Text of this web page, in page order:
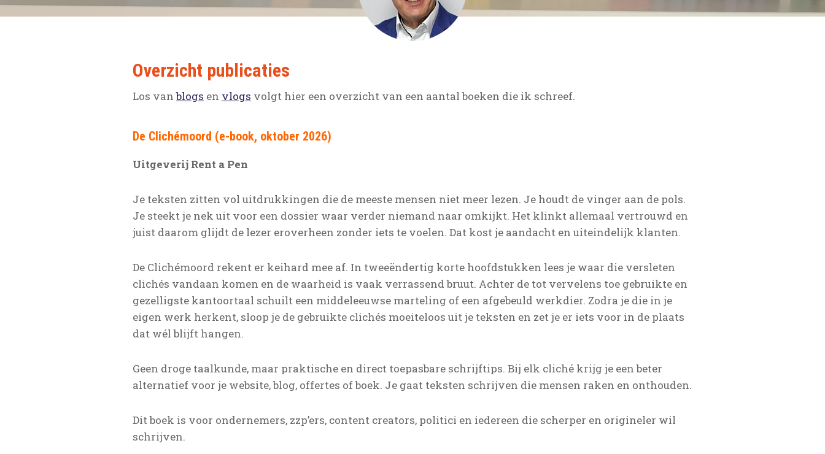
Overzicht publicaties
Los vanblogs en vlogs volgt hier een overzicht van een aantal boeken die ik schreef.
De Clichémoord (e-book, oktober 2026)
Uitgeverij Rent a Pen
Je teksten zitten vol uitdrukkingen die de meeste mensen niet meer lezen. Je houdt de vinger aan de pols.
Je steekt je nek uit voor een dossier waar verder niemand naar omkijkt. Het klinkt allemaal vertrouwd en
juist daarom glijdt de lezer eroverheen zonder iets te voelen. Dat kost je aandacht en uiteindelijk klanten.
De Clichémoord rekent er keihard mee af. In tweeëndertig korte hoofdstukken lees je waar die versleten
clichés vandaan komen en de waarheid is vaak verrassend bruut. Achter de tot vervelens toe gebruikte en
gezelligste kantoortaal schuilt een middeleeuwse marteling of een afgebeuld werkdier. Zodra je die in je
eigen werk herkent, sloop je de gebruikte clichés moeiteloos uit je teksten en zet je er iets voor in de plaats
dat wél blijft hangen.
Geen droge taalkunde, maar praktische en direct toepasbare schrijftips. Bij elk cliché krijg je een beter
alternatief voor je website, blog, offertes of boek. Je gaat teksten schrijven die mensen raken en onthouden.
Dit boek is voor ondernemers, zzp’ers, content creators, politici en iedereen die scherper en origineler wil
schrijven.